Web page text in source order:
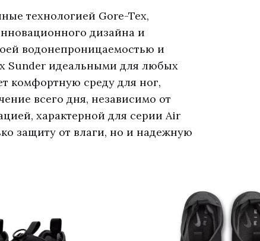
технологией Gore-Tex,
дизайна и
водонепроницаемостью и
Sunder идеальными для любых
комфортную среду для ног,
всего дня, независимо от
характерной для серии Air
защиту от влаги, но и надежную